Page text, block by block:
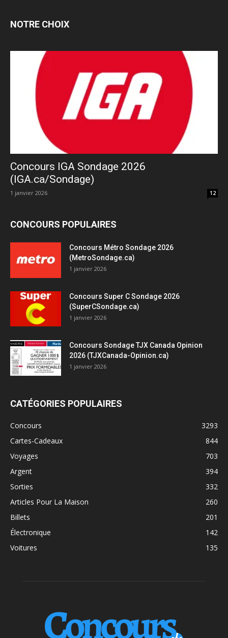
NOTRE CHOIX
Concours IGA Sondage 2026
(IGA.ca/Sondage)
1 janvier 2026 12
CONCOURS POPULAIRES
Concours Métro Sondage 2026
(MetroSondage.ca)
1 janvier 2026
Concours Super C Sondage 2026
(SuperCSondage.ca)
1 janvier 2026
Concours Sondage TJX Canada Opinion
2026 (TJXCanada-Opinion.ca)
1 janvier 2026
CATÉGORIES POPULAIRES
Concours
3293
Cartes-Cadeaux
844
Voyages
703
Argent
394
Sorties
332
Articles Pour La Maison
260
Billets
201
Électronique
142
Voitures
135